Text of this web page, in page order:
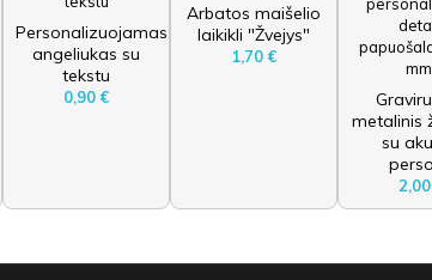
Personalizuojamas
angeliukas su
tekstu
0,90 €
Arbatos maišelio
laikikli "Žvejys"
1,70 €
metalinis
su